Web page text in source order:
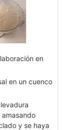
en
en un cuenco
y se haya